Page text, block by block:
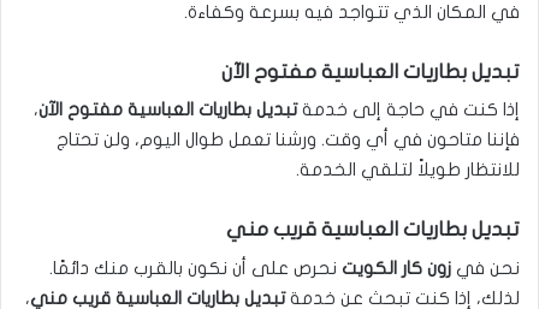
في المكان الذي تتواجد فيه بسرعة وكفاءة.
تبديل بطاريات العباسية مفتوح الآن
إذا كنت في حاجة إلى خدمةتبديل بطاريات العباسية مفتوح الآن،
فإننا متاحون في أي وقت. ورشنا تعمل طوال اليوم، ولن تحتاج
للانتظار طويلاً لتلقي الخدمة.
تبديل بطاريات العباسية قريب مني
نحن في زون كار الكويت نحرص على أن نكون بالقرب منك دائمًا.
لذلك، إذا كنت تبحث عن خدمةتبديل بطاريات العباسية قريب مني،